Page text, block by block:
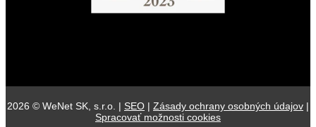
2026 © WeNet SK, s.r.o. | SEO | Zásady ochrany osobných údajov |
Spracovať možnosti cookies